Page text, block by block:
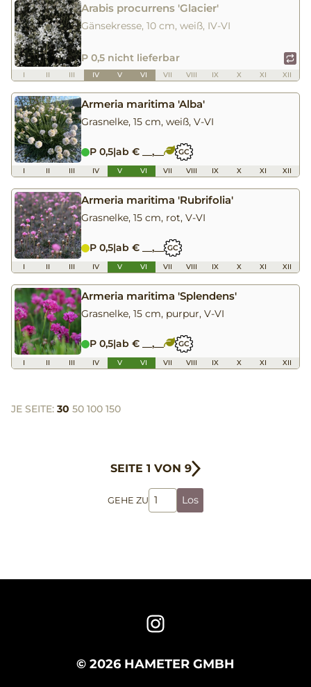
Arabis procurrens 'Glacier'
Gänsekresse, 10 cm, weiß, IV-VI
P 0,5 nicht lieferbar
I II III IV V VI VII VIII IX X XI XII
Armeria maritima 'Alba'
Grasnelke, 15 cm, weiß, V-VI
P 0,5|ab € __,__ GC
I II III IV V VI VII VIII IX X XI XII
Armeria maritima 'Rubrifolia'
Grasnelke, 15 cm, rot, V-VI
P 0,5|ab € __,__ GC
I II III IV V VI VII VIII IX X XI XII
Armeria maritima 'Splendens'
Grasnelke, 15 cm, purpur, V-VI
P 0,5|ab € __,__ GC
I II III IV V VI VII VIII IX X XI XII
JE SEITE: 30 50 100 150
SEITE 1 VON 9
GEHE ZU Los
© 2026 HAMETER GMBH